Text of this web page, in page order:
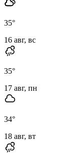
35°
16 авг, вс
35°
17 авг, пн
34°
18 авг, вт